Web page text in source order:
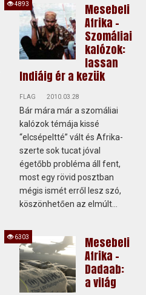
Mesebeli
Afrika -
Szomáliai
kalózok:
lassan
Indiáig ér a kezük
FLAG 2010.03.28
Bár mára már a szomáliai
kalózok témája kissé
“elcsépeltté” vált és Afrika-
szerte sok tucat jóval
égetőbb probléma áll fent,
most egy rövid posztban
mégis ismét erről lesz szó,
köszönhetően az elmúlt...
4893
Mesebeli
Afrika -
Dadaab:
a világ
6303